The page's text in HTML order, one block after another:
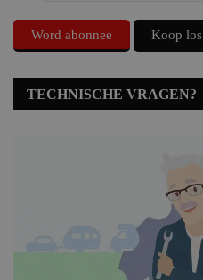
Word abonnee Koop los
TECHNISCHE VRAGEN?